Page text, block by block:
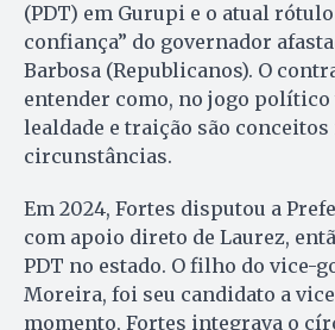
(PDT) em Gurupi e o atual
confiança” do governador
Barbosa (Republicanos). O
entender como, no jogo
lealdade e traição são
circunstâncias.
Em 2024, Fortes disputou a
com apoio direto de Laurez,
PDT no estado. O filho do vice-
Moreira, foi seu candidato a
momento, Fortes integrava o